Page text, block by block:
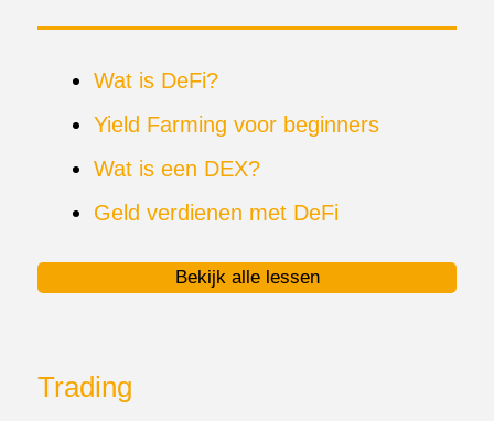
Wat is DeFi?
Yield Farming voor beginners
Wat is een DEX?
Geld verdienen met DeFi
Bekijk alle lessen
Trading